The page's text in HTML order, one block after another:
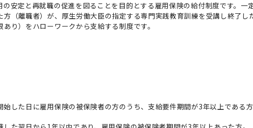
安定と再就職の促進を図ることを目的とする雇用保険の給付制度です。一
（離職者）が、厚生労働大臣の指定する専門実践教育訓練を受講し終了し
り）をハローワークから支給する制度です。
た日に雇用保険の被保険者の方のうち、支給要件期間が3年以上である方